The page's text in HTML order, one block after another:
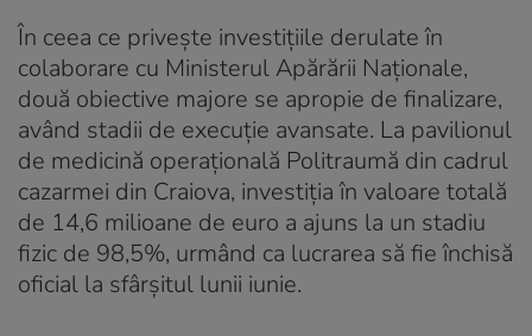
În ceea ce privește investițiile derulate în
colaborare cu Ministerul Apărării Naționale,
două obiective majore se apropie de finalizare,
având stadii de execuție avansate. La pavilionul
de medicină operațională Politraumă din cadrul
cazarmei din Craiova, investiția în valoare totală
de 14,6 milioane de euro a ajuns la un stadiu
fizic de 98,5%, urmând ca lucrarea să fie închisă
oficial la sfârșitul lunii iunie.